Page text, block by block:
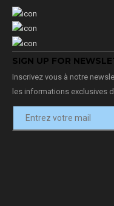
SIGN UP FOR
Inscrivez vous à notre
les informations exclusives